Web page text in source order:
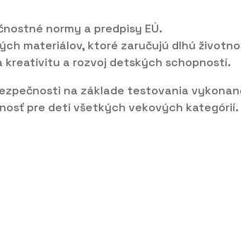
normy a predpisy EÚ.
materiálov, ktoré zaručujú dlhú
kreativitu a rozvoj detských schopností.
na základe testovania
pre deti všetkých vekových kategórií.